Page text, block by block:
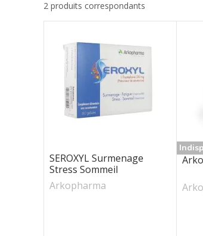
Chondro-aid
Minceur
Arkocéan
2 produits correspondants
SEROXYL Surmenage
Stress Sommeil
Arkopharma